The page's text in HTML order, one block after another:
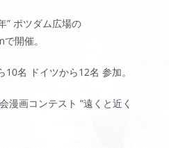
” ポツダム広場の
開催。
名 ドイツから12名 参加。
漫画コンテスト ”遠くと近く